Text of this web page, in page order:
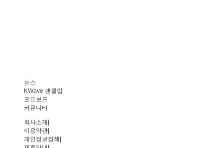
뉴스
KWave 팬클럽
오픈보드
커뮤니티
회사소개
이용약관
개인정보정책